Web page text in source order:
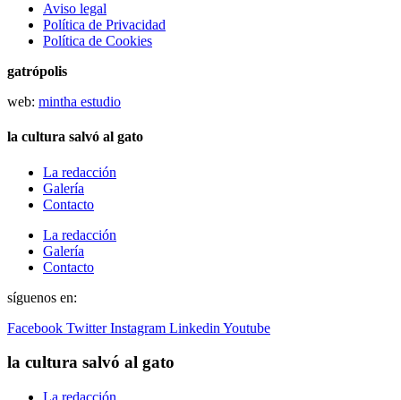
Aviso legal
Política de Privacidad
Política de Cookies
gatrópolis
web: mintha estudio
la cultura salvó al gato
La redacción
Galería
Contacto
La redacción
Galería
Contacto
síguenos en:
Facebook Twitter Instagram Linkedin Youtube
la cultura salvó al gato
La redacción